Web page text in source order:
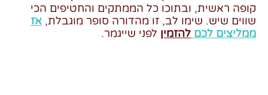
קופה ראשית, ובתוכו כל הממתקים והחטיפים הכי
שווים שיש. שימו לב, זו מהדורה סופר מוגבלת, אז
ממליצים לכם להזמין לפני שייגמר.